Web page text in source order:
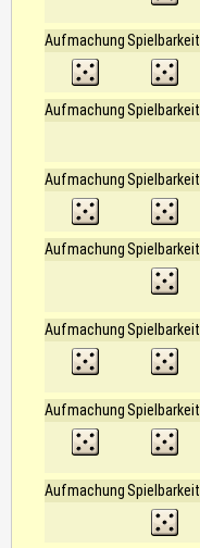
Aufmachung Spielbarkeit
Aufmachung Spielbarkeit
Aufmachung Spielbarkeit
Aufmachung Spielbarkeit
Aufmachung Spielbarkeit
Aufmachung Spielbarkeit
Aufmachung Spielbarkeit